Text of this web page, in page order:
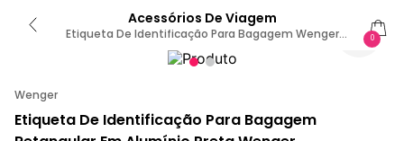
Acessórios De Viagem
Etiqueta De Identificação Para Bagagem Wenger
Em Alumínio - Preta
0
Wenger
Etiqueta De Identificação Para Bagagem